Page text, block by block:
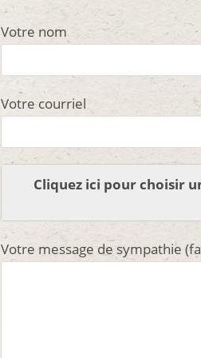
Votre nom
Votre courriel
Cliquez ici pour choisir
Votre message de sympathie